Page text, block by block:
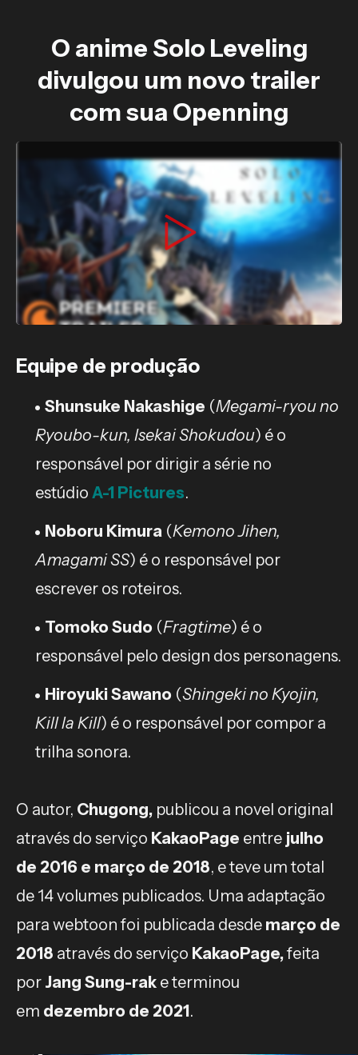
O anime Solo Leveling
divulgou um novo trailer
com sua Openning
Equipe de produção
Shunsuke Nakashige (Megami-ryou no
Ryoubo-kun, Isekai Shokudou) é o
responsável por dirigir a série no
estúdio A-1 Pictures.
Noboru Kimura (Kemono Jihen,
Amagami SS) é o responsável por
escrever os roteiros.
Tomoko Sudo (Fragtime) é o
responsável pelo design dos personagens.
Hiroyuki Sawano (Shingeki no Kyojin,
Kill la Kill) é o responsável por compor a
trilha sonora.
O autor, Chugong, publicou a novel original
através do serviço KakaoPage entre julho
de 2016 e março de 2018, e teve um total
de 14 volumes publicados. Uma adaptação
para webtoon foi publicada desde março de
2018 através do serviço KakaoPage,feita
por Jang Sung-rak e terminou
em dezembro de 2021.